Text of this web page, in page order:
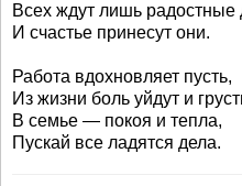
Всех ждут лишь радостные
И счастье принесут они.
Работа вдохновляет пусть,
Из жизни боль уйдут и
В семье — покоя и тепла,
Пускай все ладятся дела.